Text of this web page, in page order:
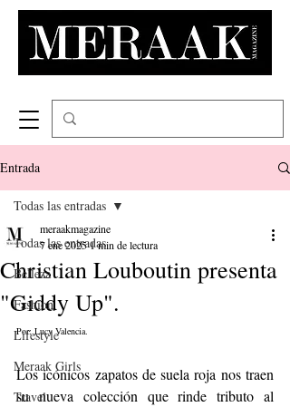
Entrada
Todas las entradas
Belleza
Fashion
Lifestyle
Meraak Girls
Travel
Todas las entradas
Christian Louboutin presenta
"Giddy Up".
meraakmagazine
7 ene 20251 min de lectura
Por: Lucy Valencia.
Los icónicos zapatos de suela roja nos traen
su nueva colección que rinde tributo al